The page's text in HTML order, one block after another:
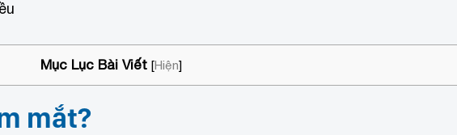
Mục Lục Bài Viết [Hiện]
mắt?